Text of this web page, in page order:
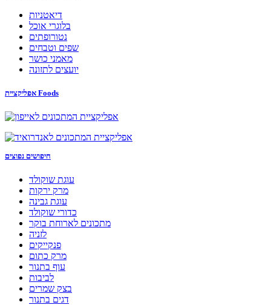
דיאטניות
בלוגרי אוכל
נטורופתים
שפים וטבחים
מאמני כושר
יועצים לתזונה
אפליקציית Foods
חיפושים נפוצים
עוגת שוקולד
מרק ירקות
עוגת גבינה
כדורי שוקולד
מתכונים לארוחת בוקר
לזניה
פנקייקים
מרק כתום
עוף בתנור
לביבות
בצק שמרים
דגים בתנור